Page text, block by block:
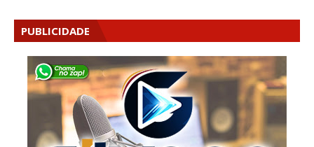
PUBLICIDADE